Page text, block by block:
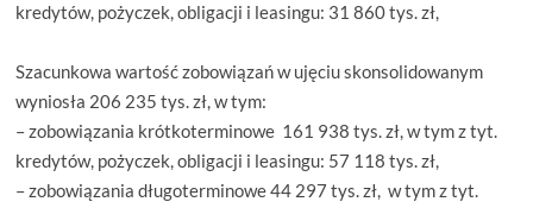
kredytów, pożyczek, obligacji i leasingu: 31 860 tys. zł,
Szacunkowa wartość zobowiązań w ujęciu skonsolidowanym
wyniosła 206 235 tys. zł, w tym:
– zobowiązania krótkoterminowe 161 938 tys. zł, w tym z tyt.
kredytów, pożyczek, obligacji i leasingu: 57 118 tys. zł,
– zobowiązania długoterminowe 44 297 tys. zł, w tym z tyt.